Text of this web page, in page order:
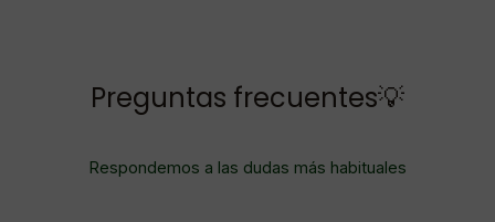
Preguntas frecuentes💡
Respondemos a las dudas más habituales